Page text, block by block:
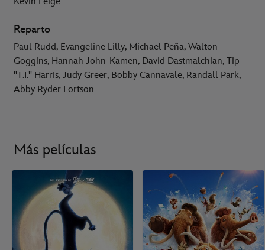
Reparto
Paul Rudd, Evangeline Lilly, Michael Peña, Walton
Goggins, Hannah John-Kamen, David Dastmalchian, Tip
"T.I." Harris, Judy Greer, Bobby Cannavale, Randall Park,
Abby Ryder Fortson
Más películas